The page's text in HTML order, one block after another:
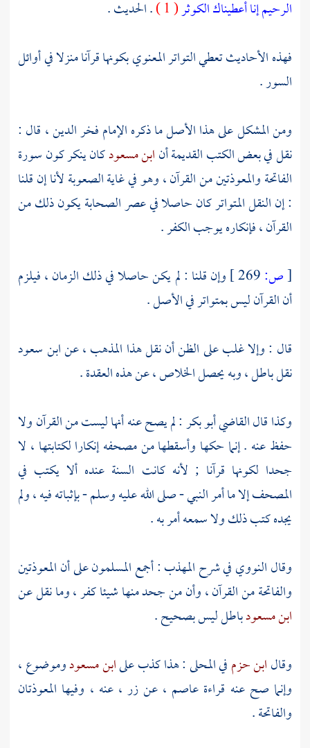
الرحيمإنا أعطيناك الكوثر( 1 )
. الحديث .
فهذه الأحاديث تعطي التواتر المعنوي بكونها قرآنا منزلا في أوائل
السور .
ومن المشكل على هذا الأصل ما ذكرهالإمام فخر الدين، قال :
نقل في بعض الكتب القديمة أنابن مسعودكان ينكر كون سورة
الفاتحة والمعوذتين من القرآن ، وهو في غاية الصعوبة لأنا إن قلنا
: إن النقل المتواتر كان حاصلا في عصر الصحابة يكون ذلك من
القرآن ، فإنكاره يوجب الكفر .
[ص:
وإن قلنا : لم يكن حاصلا في ذلك الزمان ، فيلزم
أن القرآن ليس بمتواتر في الأصل .
قال : وإلا غلب على الظن أن نقل هذا المذهب ، عنابن سعود
نقل باطل ، وبه يحصل الخلاص ، عن هذه العقدة .
وكذا قالالقاضي أبو بكر: لم يصح عنه أنها ليست من القرآن ولا
حفظ عنه . إنما حكها وأسقطها من مصحفه إنكارا لكتابتها ، لا
جحدا لكونها قرآنا ; لأنه كانت السنة عنده ألا يكتب في
المصحف إلا ما أمر النبي - صلى الله عليه وسلم - بإثباته فيه ، ولم
يجده كتب ذلك ولا سمعه أمر به .
وقالالنوويفي شرح المهذب : أجمع المسلمون على أن المعوذتين
والفاتحة من القرآن ، وأن من جحد منها شيئا كفر ، وما نقل عن
ابن مسعودباطل ليس بصحيح .
وقالابن حزمفي المحلى : هذا كذب علىابن مسعودوموضوع ،
وإنما صح عنه قراءة عاصم ، عنزر ، عنه ، وفيها المعوذتان
والفاتحة .